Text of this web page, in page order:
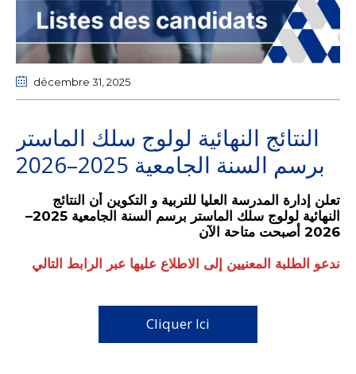
décembre 31 , 2025
النتائج النهائية لولوج سلك الماستر
برسم السنة الجامعية 2025–2026
تعلن إدارة المدرسة العليا للتربية و التكوين أن النتائج
النهائية لولوج سلك الماستر برسم السنة الجامعية 2025–
2026 أصبحت متاحة الآن
ندعو الطلبة المعنيين إلى الاطلاع عليها عبر الرابط التالي
Cliquer Ici